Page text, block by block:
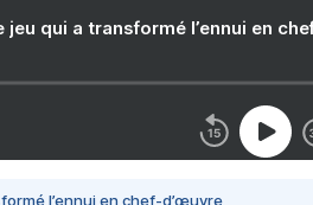
jeu qui a transformé l’ennui en
l’ennui en chef-d’œuvre